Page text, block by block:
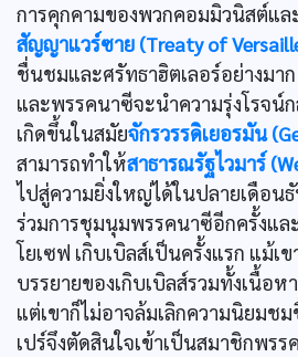
การคุกคามของพวกคอมมิวนิสต์แล
สัญญาแวร์ซาย (Treaty of
ชื่นชมและศรัทธาฮิตเลอร์อย่างมา
และพรรคนาซีจะนำความรุ่งโรจน์
เกิดขึ้นในสมัยจักรวรรดิเยอรมัน
สามารถทำให้สาธารณรัฐไวมาร์
ไปสู่ความยิ่งใหญ่ได้ในปลายเดือนธั
ร่วมการชุมนุมพรรคนาซีอีกครั้งแล
โยเซฟ เกิบเบิลส์เป็นครั้งแรก แม้เ
บรรยายของเกิบเบิลส์รวมทั้งเนื้อห
แต่เขาก็ไม่อาจล้มเลิกความนิยมช
เปร์จึงตัดสินใจเข้าเป็นสมาชิกพร